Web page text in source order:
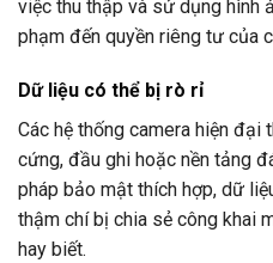
việc thu thập và sử dụng hình
phạm đến quyền riêng tư của
Dữ liệu có thể bị rò rỉ
Các hệ thống camera hiện
cứng, đầu ghi hoặc nền tảng
pháp bảo mật thích hợp, dữ
thậm chí bị chia sẻ công khai
hay biết.